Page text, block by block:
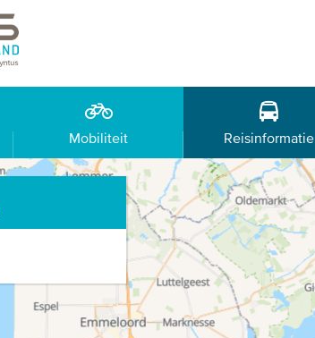
Mobiliteit Reisinformatie